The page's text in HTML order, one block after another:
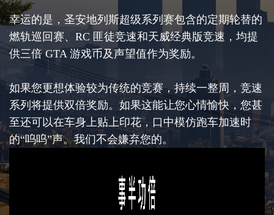
幸运的是，圣安地列斯超级系列赛包含的定期轮替的
燃轨巡回赛、RC 匪徒竞速和天威经典版竞速，均提
供三倍 GTA 游戏币及声望值作为奖励。
如果您更想体验较为传统的竞赛，持续一整周，竞速
系列将提供双倍奖励。如果这能让您心情愉快，您甚
至还可以在车身上贴上印花，口中模仿跑车加速时
的“呜呜”声。我们不会嫌弃您的。